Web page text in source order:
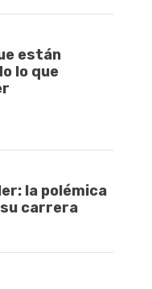
están
lo que
la polémica
carrera